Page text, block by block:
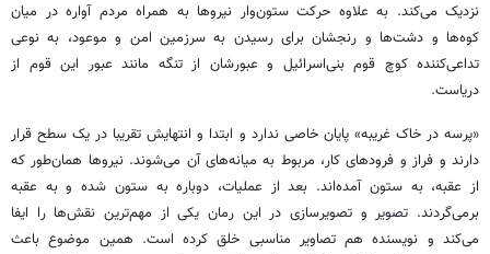
نزدیک می‌کند. به علاوه حرکت ستون‌وار نیرو‌ها به همراه مردم آواره در میان
کوه‌ها و دشت‌ها و رنجشان برای رسیدن به سرزمین امن و موعود، به نوعی
تداعی‌کننده کوچ قوم بنی‌اسرائیل و عبورشان از تنگه مانند عبور این قوم از
دریاست.
«پرسه در خاک غریبه» پایان خاصی ندارد و ابتدا و انتهایش تقریبا در یک سطح قرار
دارند و فراز و فرودهای کار، مربوط به میانه‌های آن می‌شوند. نیروها همان‌طور که
از عقبه، به ستون آمده‌اند. بعد از عملیات، دوباره به ستون شده و به عقبه
برمی‌گردند. تصویر و تصویرسازی در این رمان یکی از مهم‌ترین نقش‌ها را ایفا
می‌کند و نویسنده هم تصاویر مناسبی خلق کرده است. همین موضوع باعث